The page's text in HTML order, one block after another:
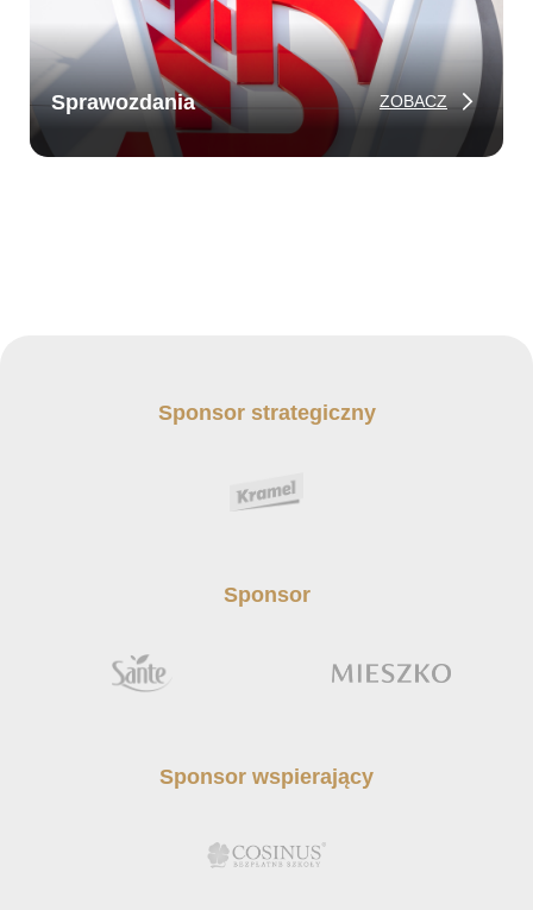
Sprawozdania ZOBACZ
Sponsor strategiczny
Sponsor
Sponsor wspierający